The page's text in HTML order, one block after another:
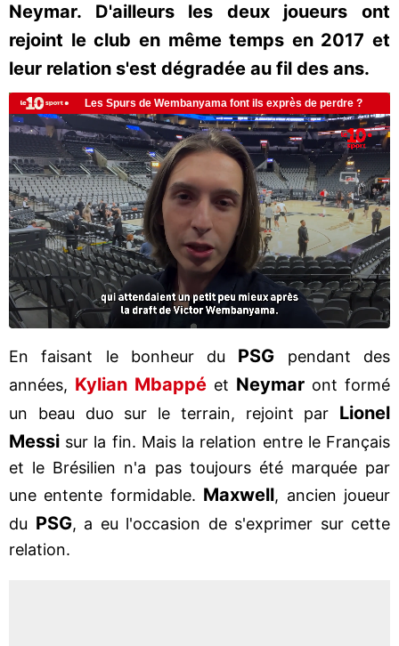
Neymar. D'ailleurs les deux joueurs ont
rejoint le club en même temps en 2017 et
leur relation s'est dégradée au fil des ans.
En faisant le bonheur du PSG
pendant des
années, Kylian Mbappé et Neymar ont formé
un beau duo sur le terrain, rejoint par Lionel
Messi sur la fin. Mais la relation entre le Français
et le Brésilien n'a pas toujours été marquée par
une entente formidable. Maxwell, ancien joueur
du PSG, a eu l'occasion de s'exprimer sur cette
relation.